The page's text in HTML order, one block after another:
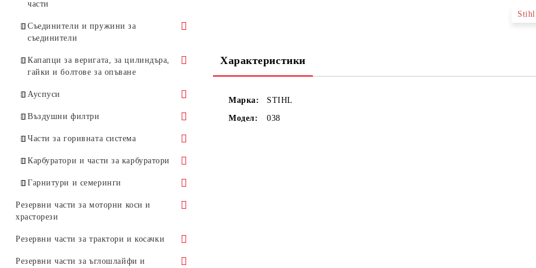
Стартерни пружини
Стартерни дръжки и въжета
части
Бобини
Бобини за STIHL
Стоп ключове
Маховик
Съединители и пружини за
съединители
Съединители
Капапци за веригата, за цилиндъра,
гайки и болтове за опъване
Капапци за веригата
Капаци за цилиндъра
Болтове за опъване, планки,
Ауспуси
Ауспуси за HUSQVARNA
Ауспуси за STIHL
Въздушни филтри
Филтри въздушни за
Части за горивната система
Горивни филтри, елементи за тях,
Кримери
Карбуратори и части за карбуратори
Карбуратори
Карбуратори за HUSQVARNA
Комплекти за ремонт на
карбуратори
За ремонт на карбуратори на
Гарнитури и семеринги
Гарнитури
Резервни части за моторни коси и
храсторези
Цилиндри
Бутала
Резервни части за трактори и косачки
Акумулатори
Резервни части за ъглошлайфи и
Характеристики
Марка:
STIHL
Модел:
038